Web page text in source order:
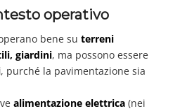
operativo
bene su terreni
giardini, ma possono essere
, purché la pavimentazione sia
alimentazione elettrica(nei